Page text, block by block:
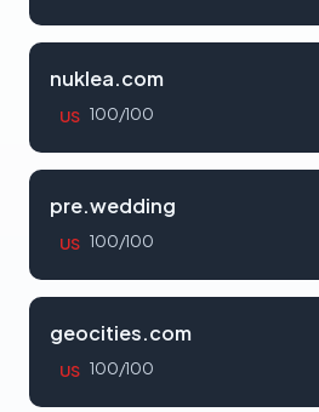
nuklea.com
US 100/100
pre.wedding
US 100/100
geocities.com
US 100/100